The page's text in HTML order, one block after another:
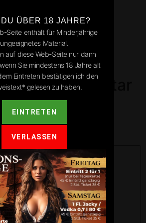
Kommentar
wird nicht veröffentlicht.
ÜBER 18 JAHRE?
Seite enthält für Minderjährige
ungeeignetes Material.
auf diese Web-Seite nur dann
Sie mindestens 18 Jahre alt
Eintreten bestätigen ich den
gelesen zu haben.
EINTRETEN
VERLASSEN